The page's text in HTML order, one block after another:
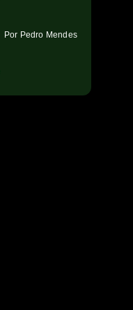
Por Pedro Mendes